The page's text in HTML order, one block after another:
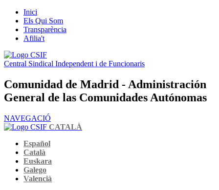
Inici
Els Qui Som
Transparència
Afilia't
Central Sindical Independent i de Funcionaris
Comunidad de Madrid - Administración
General de las Comunidades Autónomas
NAVEGACIÓ
CATALÀ
Español
Català
Euskara
Galego
Valencià